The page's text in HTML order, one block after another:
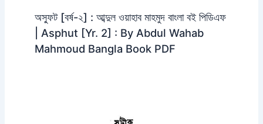
অস্ফুট [বর্ষ-২] : আব্দুল ওয়াহাব মাহমুদ বাংলা বই পিডিএফ
| Asphut [Yr. 2] : By Abdul Wahab
Mahmoud Bangla Book PDF